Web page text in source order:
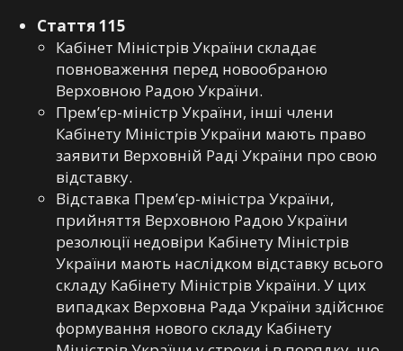
Стаття 115
Кабінет Міністрів України складає
повноваження перед новообраною
Верховною Радою України.
Прем’єр-міністр України, інші члени
Кабінету Міністрів України мають право
заявити Верховній Раді України про свою
відставку.
Відставка Прем’єр-міністра України,
прийняття Верховною Радою України
резолюції недовіри Кабінету Міністрів
України мають наслідком відставку всього
складу Кабінету Міністрів України. У цих
випадках Верховна Рада України здійснює
формування нового складу Кабінету